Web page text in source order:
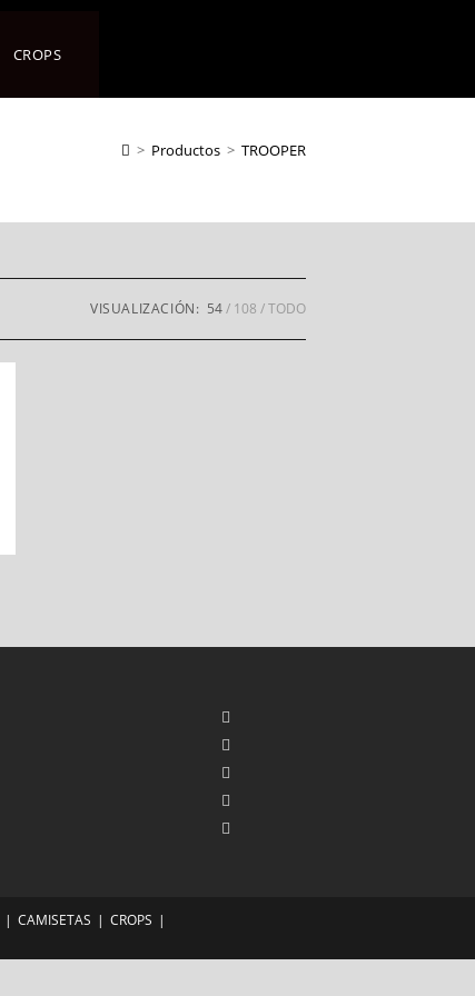
CROPS
> Productos > TROOPER
VISUALIZACIÓN: 54 108 TODO
CAMISETAS CROPS